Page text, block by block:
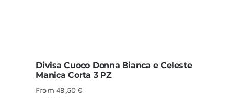
Divisa Cuoco Donna Bianca e Celeste
Manica Corta 3 PZ
From49,50€